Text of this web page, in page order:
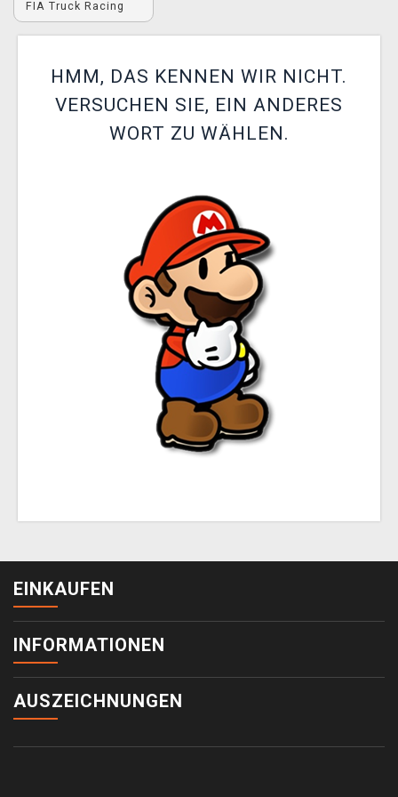
XZONE CLUB
FIA Truck Racing
HMM, DAS KENNEN WIR NICHT.
VERSUCHEN SIE, EIN ANDERES
WORT ZU WÄHLEN.
EINKAUFEN
INFORMATIONEN
AUSZEICHNUNGEN